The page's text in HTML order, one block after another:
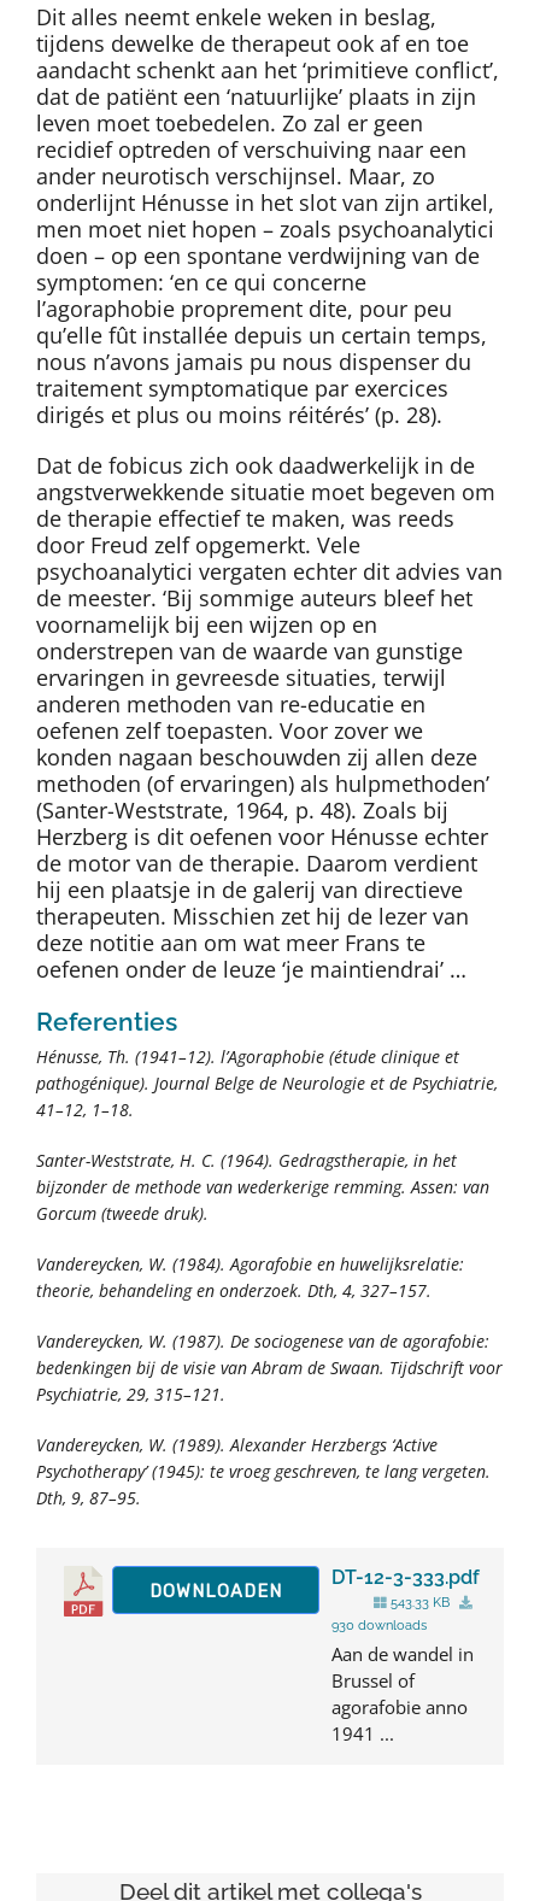
Dit alles neemt enkele weken in beslag,
tijdens dewelke de therapeut ook af en toe
aandacht schenkt aan het ‘primitieve conflict’,
dat de patiënt een ‘natuurlijke’ plaats in zijn
leven moet toebedelen. Zo zal er geen
recidief optreden of verschuiving naar een
ander neurotisch verschijnsel. Maar, zo
onderlijnt Hénusse in het slot van zijn artikel,
men moet niet hopen – zoals psychoanalytici
doen – op een spontane verdwijning van de
symptomen: ‘en ce qui concerne
l’agoraphobie proprement dite, pour peu
qu’elle fût installée depuis un certain temps,
nous n’avons jamais pu nous dispenser du
traitement symptomatique par exercices
dirigés et plus ou moins réitérés’ (p. 28).
Dat de fobicus zich ook daadwerkelijk in de
angstverwekkende situatie moet begeven om
de therapie effectief te maken, was reeds
door Freud zelf opgemerkt. Vele
psychoanalytici vergaten echter dit advies van
de meester. ‘Bij sommige auteurs bleef het
voornamelijk bij een wijzen op en
onderstrepen van de waarde van gunstige
ervaringen in gevreesde situaties, terwijl
anderen methoden van re-educatie en
oefenen zelf toepasten. Voor zover we
konden nagaan beschouwden zij allen deze
methoden (of ervaringen) als hulpmethoden’
(Santer-Weststrate, 1964, p. 48). Zoals bij
Herzberg is dit oefenen voor Hénusse echter
de motor van de therapie. Daarom verdient
hij een plaatsje in de galerij van directieve
therapeuten. Misschien zet hij de lezer van
deze notitie aan om wat meer Frans te
oefenen onder de leuze ‘je maintiendrai’ …
Referenties
Hénusse, Th. (1941–12). l’Agoraphobie (étude clinique et
pathogénique). Journal Belge de Neurologie et de Psychiatrie,
41–12, 1–18.
Santer-Weststrate, H. C. (1964). Gedragstherapie, in het
bijzonder de methode van wederkerige remming. Assen: van
Gorcum (tweede druk).
Vandereycken, W. (1984). Agorafobie en huwelijksrelatie:
theorie, behandeling en onderzoek. Dth, 4, 327–157.
Vandereycken, W. (1987). De sociogenese van de agorafobie:
bedenkingen bij de visie van Abram de Swaan. Tijdschrift voor
Psychiatrie, 29, 315–121.
Vandereycken, W. (1989). Alexander Herzbergs ‘Active
Psychotherapy’ (1945): te vroeg geschreven, te lang vergeten.
Dth, 9, 87–95.
DOWNLOADEN
DT-12-3-333.pdf
543.33 KB
930 downloads
Aan de wandel in
Brussel of
agorafobie anno
1941 ...
Deel dit artikel met collega's